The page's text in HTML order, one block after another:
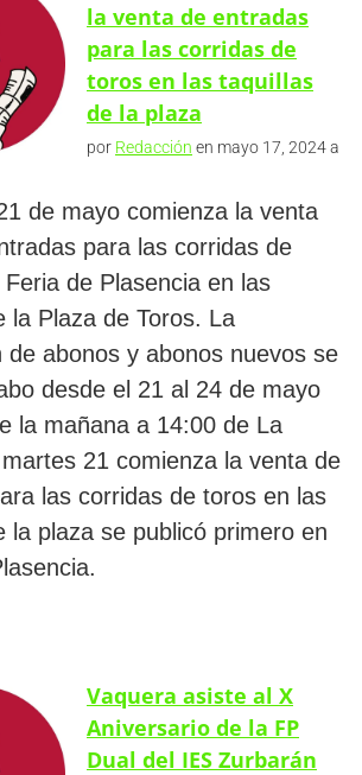
la venta de entradas
para las corridas de
toros en las taquillas
de la plaza
por Redacción en mayo 17, 2024 a
de mayo comienza la venta
para las corridas de
de Plasencia en las
la Plaza de Toros. La
de abonos y abonos nuevos se
desde el 21 al 24 de mayo
la mañana a 14:00 de La
21 comienza la venta de
las corridas de toros en las
la plaza se publicó primero en
Vaquera asiste al X
Aniversario de la FP
Dual del IES Zurbarán